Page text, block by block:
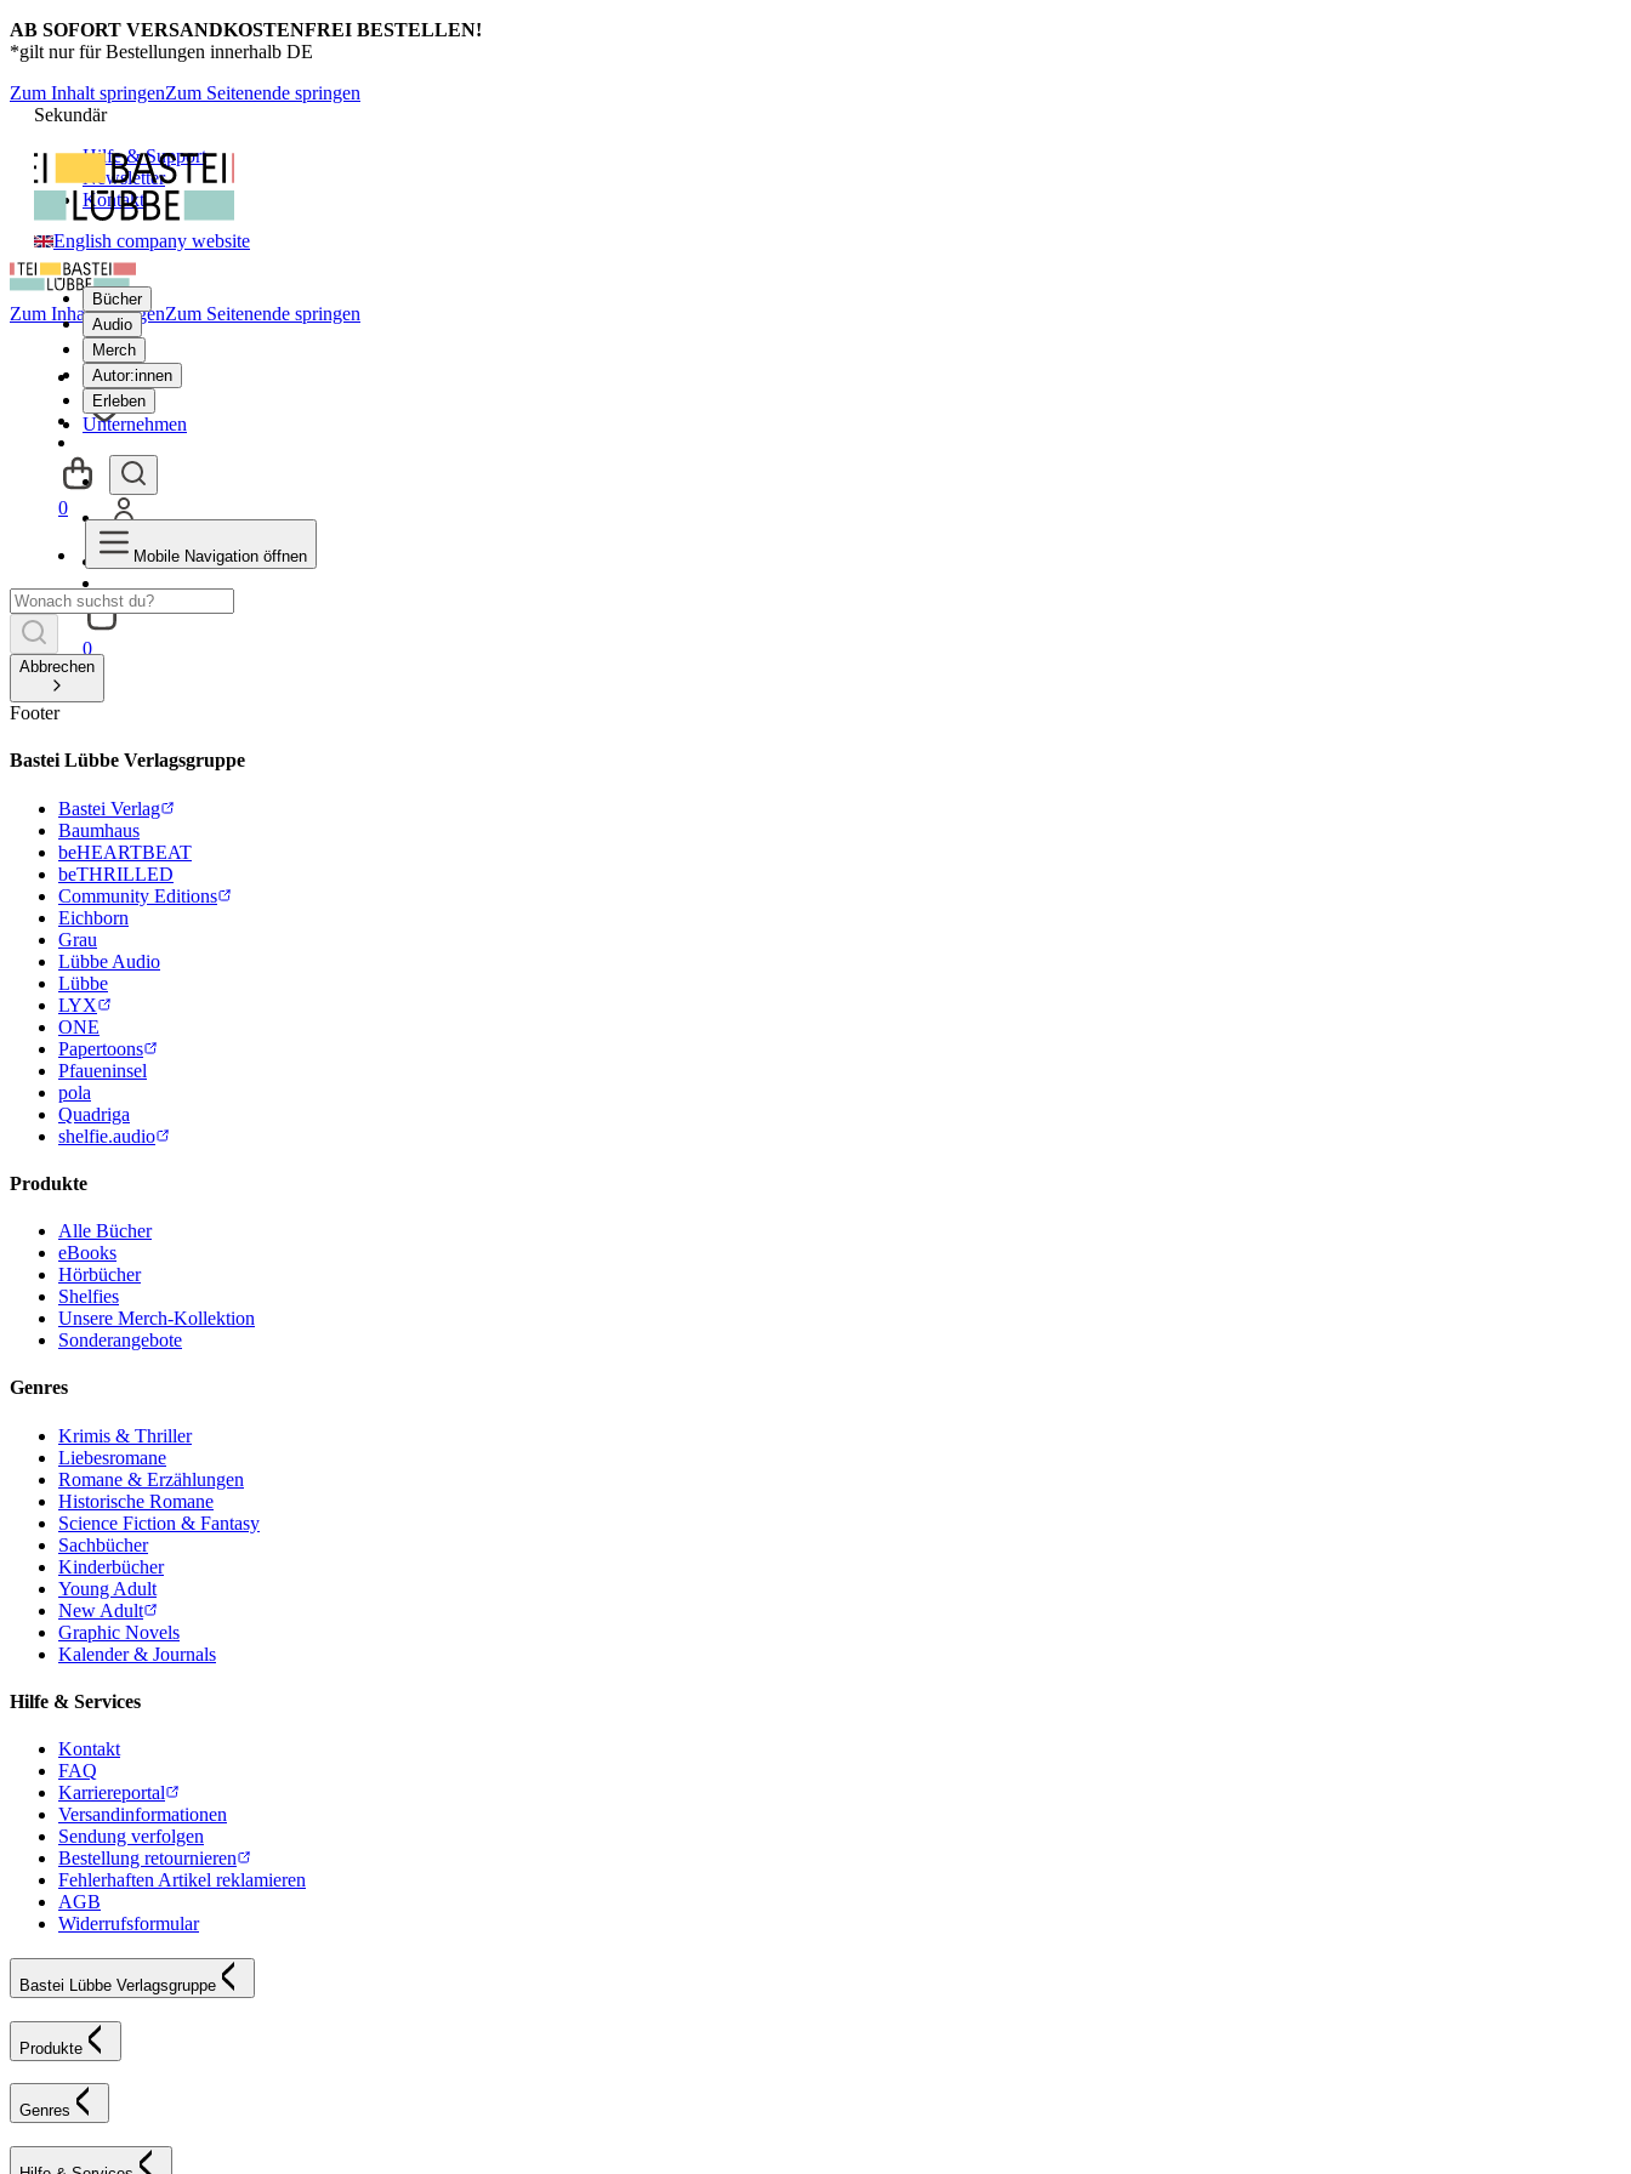
AB SOFORT VERSANDKOSTENFREI BESTELLEN!
*gilt nur für Bestellungen innerhalb DE
Zum Inhalt springenZum Seitenende springen
Sekundär
Hilfe & Support
Newsletter
Kontakt
English company website
Bücher
Audio
Merch
Autor:innen
Erleben
Unternehmen
0
Zum Inhalt springenZum Seitenende springen
0
Mobile Navigation öffnen
Abbrechen
Footer
Bastei Lübbe Verlagsgruppe
Bastei Verlag
Baumhaus
beHEARTBEAT
beTHRILLED
Community Editions
Eichborn
Grau
Lübbe Audio
Lübbe
LYX
ONE
Papertoons
Pfaueninsel
pola
Quadriga
shelfie.audio
Produkte
Alle Bücher
eBooks
Hörbücher
Shelfies
Unsere Merch-Kollektion
Sonderangebote
Genres
Krimis & Thriller
Liebesromane
Romane & Erzählungen
Historische Romane
Science Fiction & Fantasy
Sachbücher
Kinderbücher
Young Adult
New Adult
Graphic Novels
Kalender & Journals
Hilfe & Services
Kontakt
FAQ
Karriereportal
Versandinformationen
Sendung verfolgen
Bestellung retournieren
Fehlerhaften Artikel reklamieren
AGB
Widerrufsformular
Bastei Lübbe Verlagsgruppe
Produkte
Genres